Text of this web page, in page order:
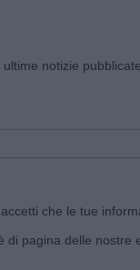
notizie
che le tue
pagina delle nostre